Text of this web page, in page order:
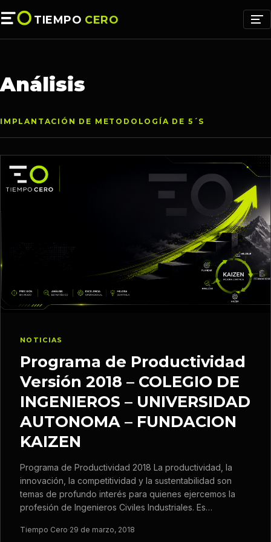
TIEMPO CERO
Análisis
IMPLANTACIÓN DE METODOLOGÍA DE 5´S
NOTICIAS
Programa de Productividad
Versión 2018 – COLEGIO DE
INGENIEROS – UNIVERSIDAD
AUTONOMA – FUNDACION
KAIZEN
Programa de Productividad 2018 La productividad, la
innovación, la competitividad y la sustentabilidad son
temas de profundo interés para quienes ejercemos la
profesión de Ingenieros Civiles Industriales. Es…
Tiempo Cero·29 de marzo, 2018